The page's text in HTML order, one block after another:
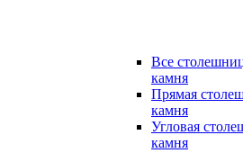
Все
камня
Прямая
камня
Угловая
камня